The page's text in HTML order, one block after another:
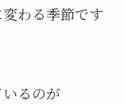
わる季節です
るのが